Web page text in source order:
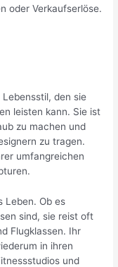
oder Verkaufserlöse.
den sie
leisten kann. Sie ist
zu machen und
zu tragen.
umfangreichen
Leben. Ob es
sind, sie reist oft
Flugklassen. Ihr
in ihren
und